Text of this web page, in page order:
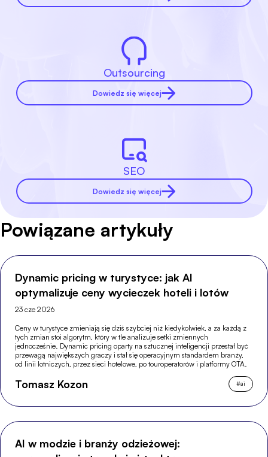
Outsourcing
Dowiedz się więcej
SEO
Dowiedz się więcej
Powiązane artykuły
Dynamic pricing w turystyce: jak AI
optymalizuje ceny wycieczek hoteli i lotów
23 cze 2026
Ceny w turystyce zmieniają się dziś szybciej niż kiedykolwiek, a za każdą z
tych zmian stoi algorytm, który w tle analizuje setki zmiennych
jednocześnie. Dynamic pricing oparty na sztucznej inteligencji przestał być
przewagą największych graczy i stał się operacyjnym standardem branży,
od linii lotniczych, przez sieci hotelowe, po touroperatorów i platformy OTA.
Tomasz Kozon #ai
AI w modzie i branży odzieżowej: